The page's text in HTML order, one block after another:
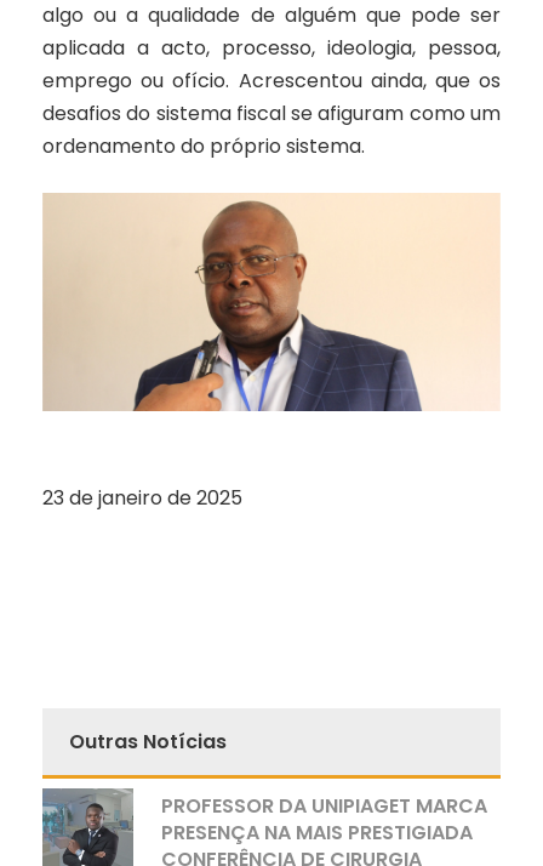
algo ou a qualidade de alguém que pode ser
aplicada a acto, processo, ideologia, pessoa,
emprego ou ofício. Acrescentou ainda, que os
desafios do sistema fiscal se afiguram como um
ordenamento do próprio sistema.
23 de janeiro de 2025
Outras Notícias
PROFESSOR DA UNIPIAGET MARCA
PRESENÇA NA MAIS PRESTIGIADA
CONFERÊNCIA DE CIRURGIA